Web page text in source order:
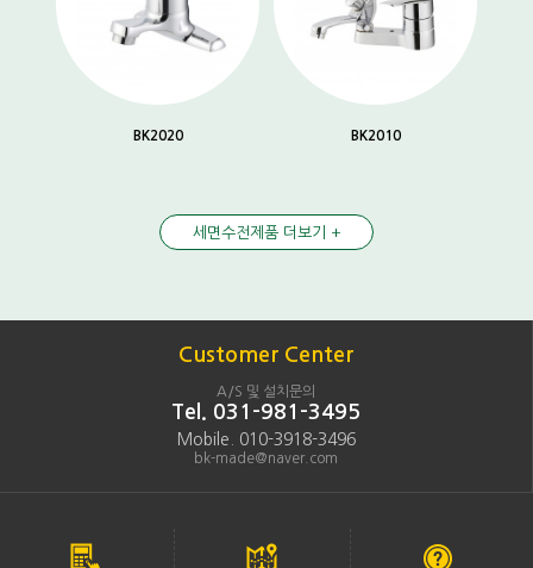
BK2020 BK2010
세면수전제품 더보기 +
Customer Center
A/S 및 설치문의
Tel. 031-981-3495
Mobile. 010-3918-3496
bk-made@naver.com